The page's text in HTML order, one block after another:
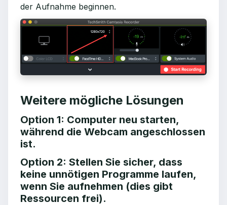
der Aufnahme beginnen.
Weitere mögliche Lösungen
Option 1: Computer neu starten,
während die Webcam angeschlossen
ist.
Option 2: Stellen Sie sicher, dass
keine unnötigen Programme laufen,
wenn Sie aufnehmen (dies gibt
Ressourcen frei).